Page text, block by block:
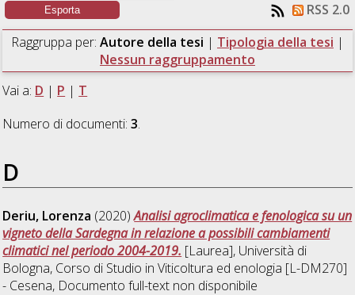
RSS 2.0
Raggruppa per: Autore della tesi | Tipologia della tesi |
Nessun raggruppamento
Vai a: D | P | T
Numero di documenti:3.
D
Deriu, Lorenza (2020)Analisi agroclimatica e fenologica su un
vigneto della Sardegna in relazione a possibili cambiamenti
climatici nel periodo 2004-2019. [Laurea], Università di
Bologna, Corso di Studio inViticoltura ed enologia [L-DM270]
- Cesena, Documento full-text non disponibile